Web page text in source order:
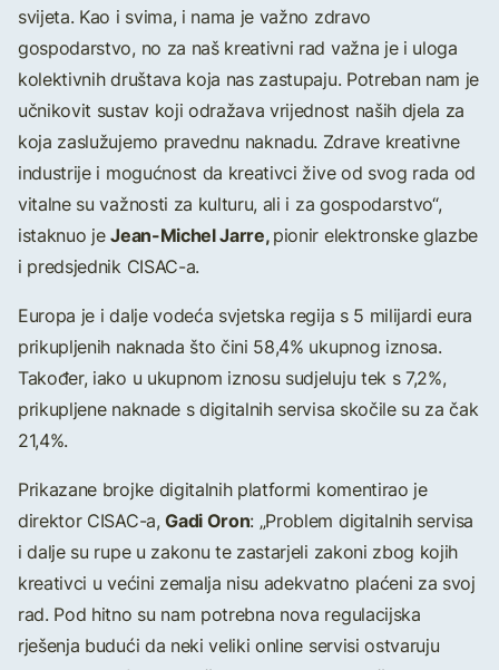
svijeta. Kao i svima, i nama je važno zdravo
gospodarstvo, no za naš kreativni rad važna je i uloga
kolektivnih društava koja nas zastupaju. Potreban nam je
učnikovit sustav koji odražava vrijednost naših djela za
koja zaslužujemo pravednu naknadu. Zdrave kreativne
industrije i mogućnost da kreativci žive od svog rada od
vitalne su važnosti za kulturu, ali i za gospodarstvo“,
istaknuo jeJean-Michel Jarre,pionir elektronske glazbe
i predsjednik CISAC-a.
Europa je i dalje vodeća svjetska regija s 5 milijardi eura
prikupljenih naknada što čini 58,4% ukupnog iznosa.
Također, iako u ukupnom iznosu sudjeluju tek s 7,2%,
prikupljene naknade s digitalnih servisa skočile su za čak
21,4%.
Prikazane brojke digitalnih platformi komentirao je
direktor CISAC-a,Gadi Oron: „Problem digitalnih servisa
i dalje su rupe u zakonu te zastarjeli zakoni zbog kojih
kreativci u većini zemalja nisu adekvatno plaćeni za svoj
rad. Pod hitno su nam potrebna nova regulacijska
rješenja budući da neki veliki online servisi ostvaruju